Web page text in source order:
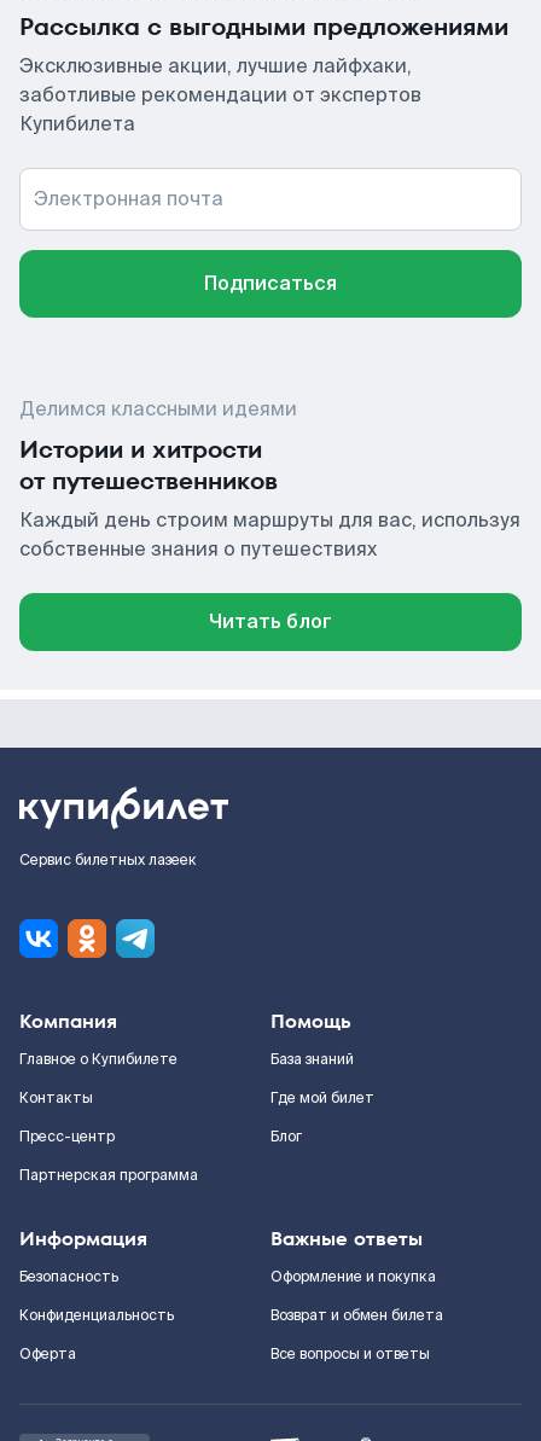
Рассылка с выгодными предложениями
Эксклюзивные акции, лучшие лайфхаки,
заботливые рекомендации от экспертов
Купибилета
Электронная почта
Подписаться
Делимся классными идеями
Истории и хитрости
от путешественников
Каждый день строим маршруты для вас, используя
собственные знания о путешествиях
Читать блог
Сервис билетных лазеек
Компания
Главное о Купибилете
Контакты
Пресс-центр
Партнерская программа
Помощь
База знаний
Где мой билет
Блог
Информация
Безопасность
Конфиденциальность
Оферта
Важные ответы
Оформление и покупка
Возврат и обмен билета
Все вопросы и ответы